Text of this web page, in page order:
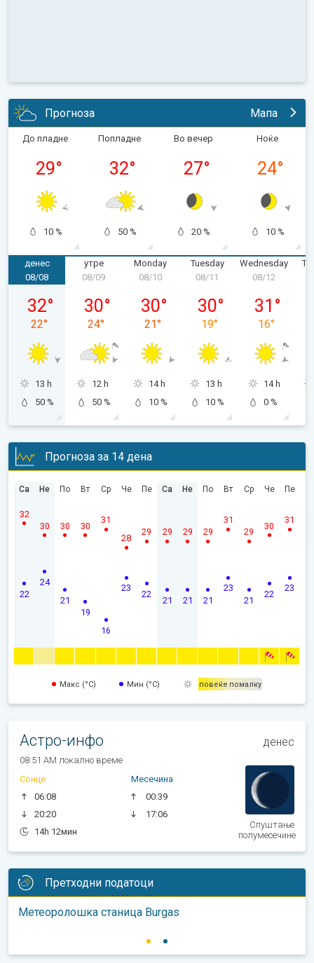
Прогноза Мапа
До пладне
29°
10 %
Попладне
32°
50 %
Во вечер
27°
20 %
Ноќе
24°
10 %
денес
Saturday, 08/08
08/08
32°
22°
13 h
50 %
утре
Sunday, 08/09
08/09
30°
24°
12 h
50 %
Monday
Monday, 08/10
08/10
30°
21°
14 h
10 %
Tuesday
Tuesday, 08/11
08/11
30°
19°
13 h
10 %
Wednesday
08/12
31 °
16°
14 h
0 %
Прогноза за 14 дена
Са
22
32
Не
24
30
По
21
30
Вт
19
30
Ср
16
31
Че
23
28
Пе
22
29
Са
21
29
Не
21
29
По
21
29
Вт
23
31
Ср
21
29
Че
22
30
Пе
23
31
Макс (°C) Мин (°C) повеќе помалку
Астро-инфо денес
08:51 AM локално време
Сонце
06:08
20:20
14h 12мин
Месечина
00:39
17:06
Спуштање
полумесечине
Претходни податоци
Метеоролошка станица Burgas